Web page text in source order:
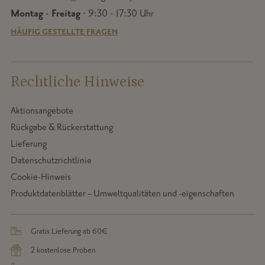
Montag - Freitag · 9:30 - 17:30 Uhr
HÄUFIG GESTELLTE FRAGEN
Rechtliche Hinweise
Aktionsangebote
Rückgabe & Rückerstattung
Lieferung
Datenschutzrichtlinie
Cookie-Hinweis
Produktdatenblätter – Umweltqualitäten und -eigenschaften
Gratis Lieferung ab 60€
2 kostenlose Proben